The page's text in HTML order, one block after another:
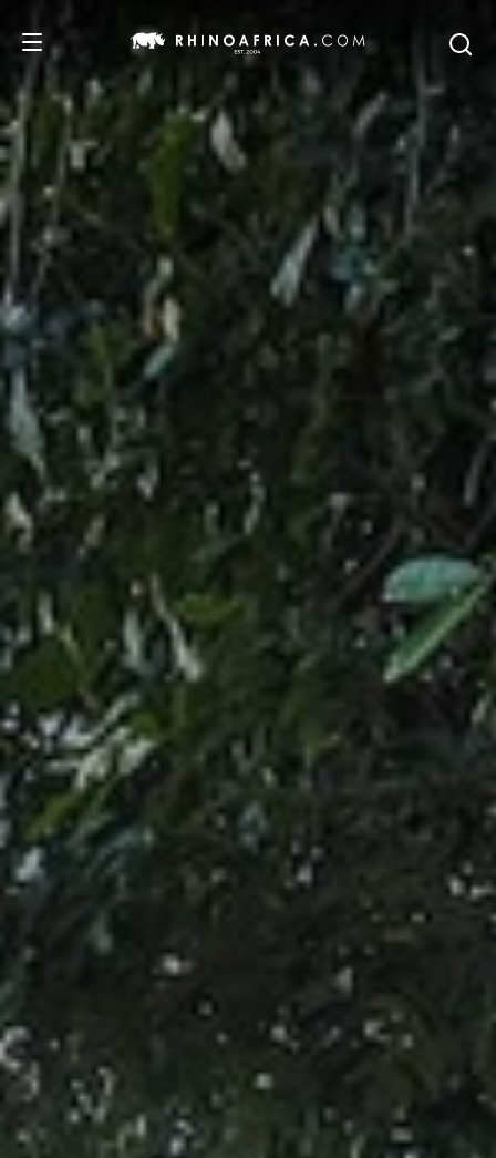
REISEZIELE
REISEIDEEN
SAFARI-ERLEBNISSE
UNSERE EMPFEHLUNGEN
BLOG
Über Uns
Über Rhino Africa
Auszeichnungen
Kundenfeedback
Gutes Tun
Nachhaltiger Tourismus
Datenschutzrichtlinie
MIT UNS REISEN
Warum Sie mit uns buchen sollten
Individualreisen in Afrika
Rhino Africa Reisesicherheit
Unsere 100% erstattungsfähige Anzahlung
Reiseversicherung
Preisgarantie
Deutsch( USD-$
Gebührenfrei: 888 2156 556